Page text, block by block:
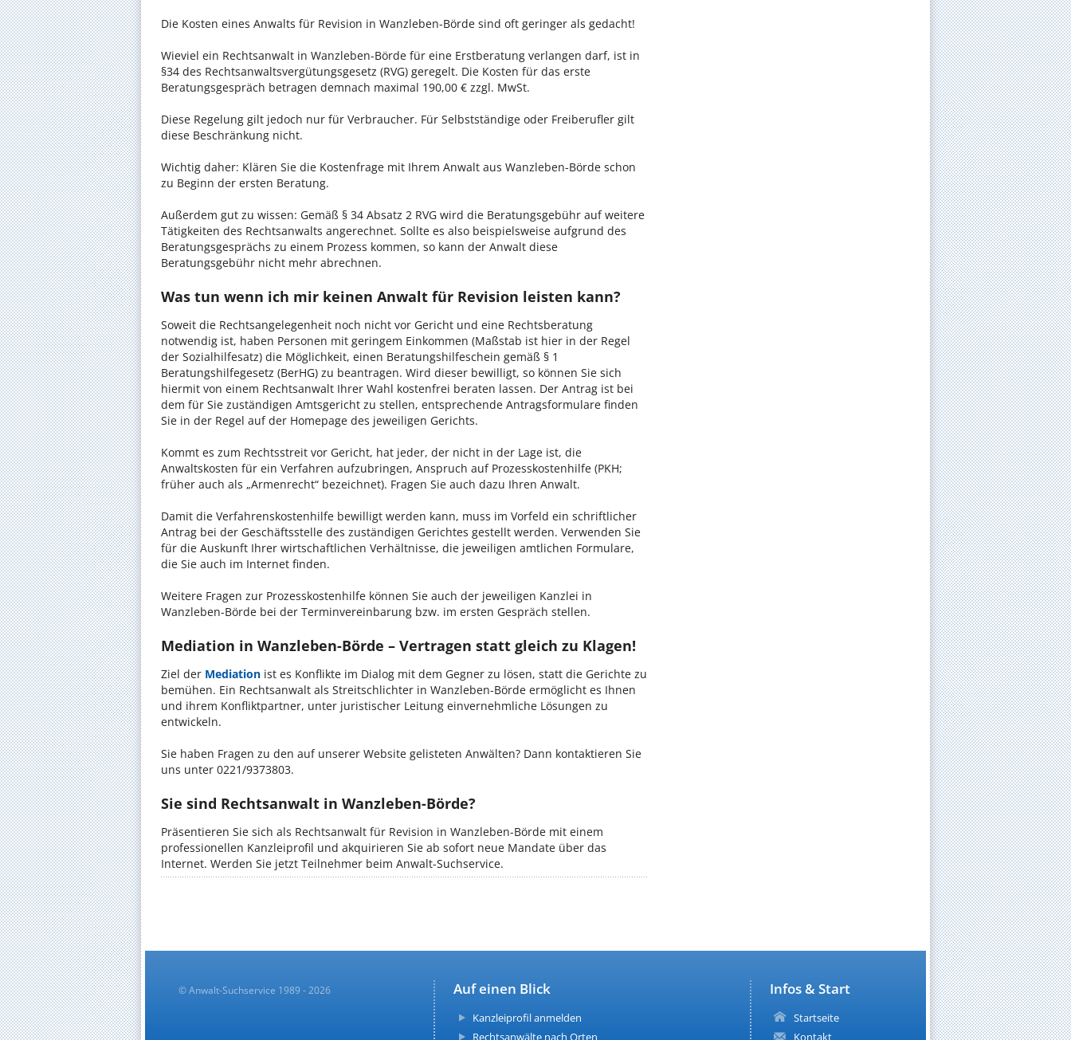
Die Kosten eines Anwalts für Revision in Wanzleben-Börde sind oft geringer als gedacht!
Wieviel ein Rechtsanwalt in Wanzleben-Börde für eine Erstberatung verlangen darf, ist in
§34 des Rechtsanwaltsvergütungsgesetz (RVG) geregelt. Die Kosten für das erste
Beratungsgespräch betragen demnach maximal 190,00 € zzgl. MwSt.
Diese Regelung gilt jedoch nur für Verbraucher. Für Selbstständige oder Freiberufler gilt
diese Beschränkung nicht.
Wichtig daher: Klären Sie die Kostenfrage mit Ihrem Anwalt aus Wanzleben-Börde schon
zu Beginn der ersten Beratung.
Außerdem gut zu wissen: Gemäß § 34 Absatz 2 RVG wird die Beratungsgebühr auf weitere
Tätigkeiten des Rechtsanwalts angerechnet. Sollte es also beispielsweise aufgrund des
Beratungsgesprächs zu einem Prozess kommen, so kann der Anwalt diese
Beratungsgebühr nicht mehr abrechnen.
Was tun wenn ich mir keinen Anwalt für Revision leisten kann?
Soweit die Rechtsangelegenheit noch nicht vor Gericht und eine Rechtsberatung
notwendig ist, haben Personen mit geringem Einkommen (Maßstab ist hier in der Regel
der Sozialhilfesatz) die Möglichkeit, einen Beratungshilfeschein gemäß § 1
Beratungshilfegesetz (BerHG) zu beantragen. Wird dieser bewilligt, so können Sie sich
hiermit von einem Rechtsanwalt Ihrer Wahl kostenfrei beraten lassen. Der Antrag ist bei
dem für Sie zuständigen Amtsgericht zu stellen, entsprechende Antragsformulare finden
Sie in der Regel auf der Homepage des jeweiligen Gerichts.
Kommt es zum Rechtsstreit vor Gericht, hat jeder, der nicht in der Lage ist, die
Anwaltskosten für ein Verfahren aufzubringen, Anspruch auf Prozesskostenhilfe (PKH;
früher auch als „Armenrecht“ bezeichnet). Fragen Sie auch dazu Ihren Anwalt.
Damit die Verfahrenskostenhilfe bewilligt werden kann, muss im Vorfeld ein schriftlicher
Antrag bei der Geschäftsstelle des zuständigen Gerichtes gestellt werden. Verwenden Sie
für die Auskunft Ihrer wirtschaftlichen Verhältnisse, die jeweiligen amtlichen Formulare,
die Sie auch im Internet finden.
Weitere Fragen zur Prozesskostenhilfe können Sie auch der jeweiligen Kanzlei in
Wanzleben-Börde bei der Terminvereinbarung bzw. im ersten Gespräch stellen.
Mediation in Wanzleben-Börde – Vertragen statt gleich zu Klagen!
Ziel der Mediation ist es Konflikte im Dialog mit dem Gegner zu lösen, statt die Gerichte zu
bemühen. Ein Rechtsanwalt als Streitschlichter in Wanzleben-Börde ermöglicht es Ihnen
und ihrem Konfliktpartner, unter juristischer Leitung einvernehmliche Lösungen zu
entwickeln.
Sie haben Fragen zu den auf unserer Website gelisteten Anwälten? Dann kontaktieren Sie
uns unter 0221/9373803.
Sie sind Rechtsanwalt in Wanzleben-Börde?
Präsentieren Sie sich als Rechtsanwalt für Revision in Wanzleben-Börde mit einem
professionellen Kanzleiprofil und akquirieren Sie ab sofort neue Mandate über das
Internet. Werden Sie jetzt Teilnehmer beim Anwalt-Suchservice.
Infos & Start
Startseite
Kontakt
Auf einen Blick
Kanzleiprofil anmelden
Rechtsanwälte nach Orten
© Anwalt-Suchservice 1989 - 2026